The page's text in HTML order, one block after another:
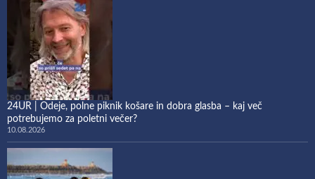
24UR | Odeje, polne piknik košare in dobra glasba – kaj več
potrebujemo za poletni večer?
10.08.2026